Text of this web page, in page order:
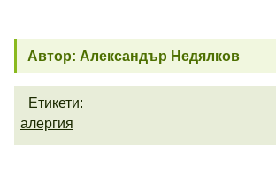
Автор: Александър Недялков
Етикети:
алергия